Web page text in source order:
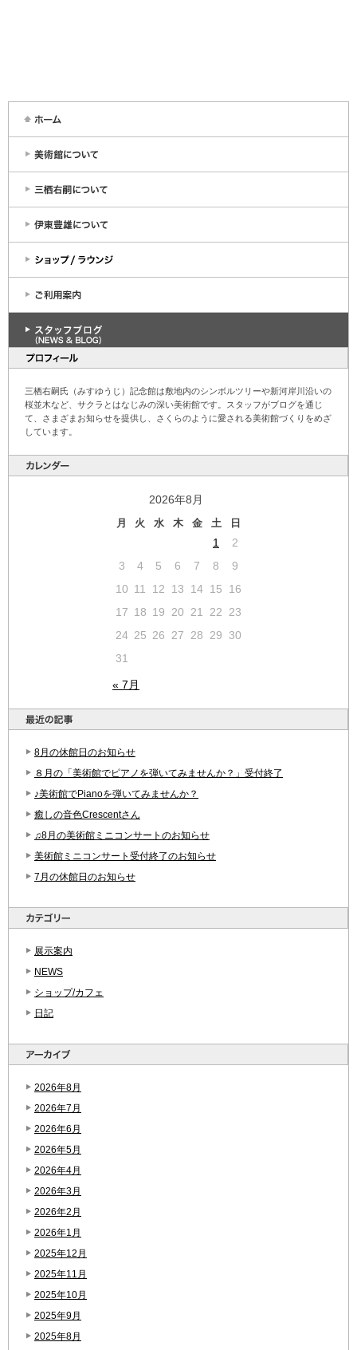
三栖右嗣氏（みすゆうじ）記念館は敷地内のシンボルツリーや新河岸川沿いの
桜並木など、サクラとはなじみの深い美術館です。スタッフがブログを通じ
て、さまざまお知らせを提供し、さくらのように愛される美術館づくりをめざ
しています。
2026年8月
月 火 水 木 金 土 日
« 7月
1
2
3
4 5 6 7 8
9
10 11 12 13 14 15
16
17 18 19 20 21 22
23
24 25 26 27 28 29
30
31
8月の休館日のお知らせ
８月の「美術館でピアノを弾いてみませんか？」受付終了
♪美術館でPianoを弾いてみませんか？
癒しの音色Crescentさん
♫8月の美術館ミニコンサートのお知らせ
美術館ミニコンサート受付終了のお知らせ
7月の休館日のお知らせ
展示案内
NEWS
ショップ/カフェ
日記
2026年8月
2026年7月
2026年6月
2026年5月
2026年4月
2026年3月
2026年2月
2026年1月
2025年12月
2025年11月
2025年10月
2025年9月
2025年8月